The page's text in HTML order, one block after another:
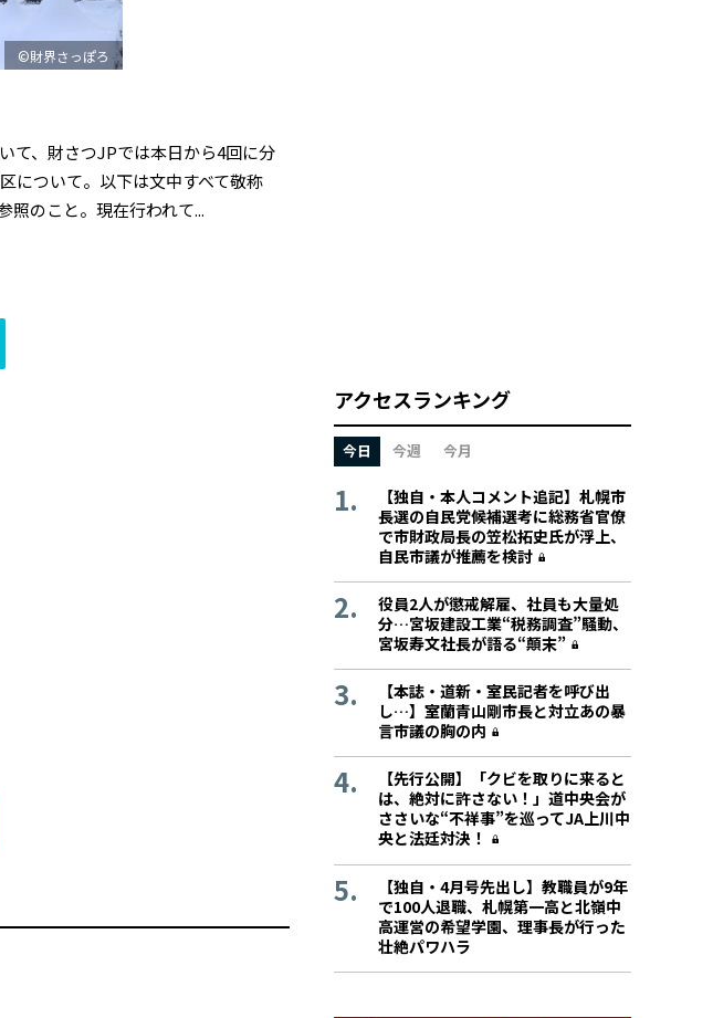
©財界さっぽろ
て、財さつJPでは本日から4回に分
について。以下は文中すべて敬称
のこと。現在行われて...
アクセスランキング
今日 今週 今月
【独自・本人コメント追記】札幌市
長選の自民党候補選考に総務省官僚
で市財政局長の笠松拓史氏が浮上、
自民市議が推薦を検討
役員2人が懲戒解雇、社員も大量処
分…宮坂建設工業“税務調査”騒動、
宮坂寿文社長が語る“顛末”
【本誌・道新・室民記者を呼び出
し…】室蘭青山剛市長と対立あの暴
言市議の胸の内
【先行公開】「クビを取りに来ると
は、絶対に許さない！」道中央会が
ささいな“不祥事”を巡ってJA上川中
央と法廷対決！
【独自・4月号先出し】教職員が9年
で100人退職、札幌第一高と北嶺中
高運営の希望学園、理事長が行った
壮絶パワハラ